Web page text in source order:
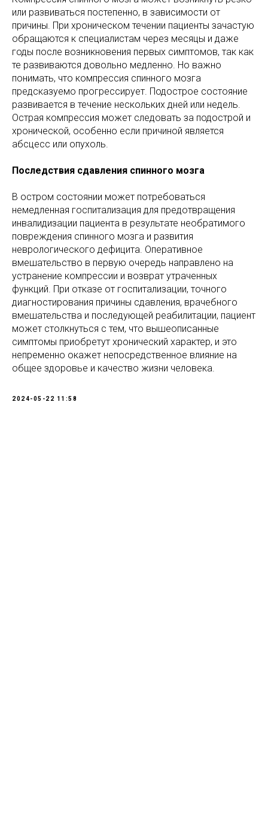
или развиваться постепенно, в зависимости от
причины. При хроническом течении пациенты зачастую
обращаются к специалистам через месяцы и даже
годы после возникновения первых симптомов, так как
те развиваются довольно медленно. Но важно
понимать, что компрессия спинного мозга
предсказуемо прогрессирует. Подострое состояние
развивается в течение нескольких дней или недель.
Острая компрессия может следовать за подострой и
хронической, особенно если причиной является
абсцесс или опухоль.
Последствия сдавления спинного мозга
В остром состоянии может потребоваться
немедленная госпитализация для предотвращения
инвалидизации пациента в результате необратимого
повреждения спинного мозга и развития
неврологического дефицита. Оперативное
вмешательство в первую очередь направлено на
устранение компрессии и возврат утраченных
функций. При отказе от госпитализации, точного
диагностирования причины сдавления, врачебного
вмешательства и последующей реабилитации, пациент
может столкнуться с тем, что вышеописанные
симптомы приобретут хронический характер, и это
непременно окажет непосредственное влияние на
общее здоровье и качество жизни человека.
2024-05-22 11:58